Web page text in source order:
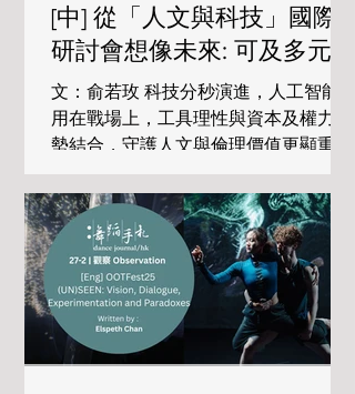
成身心平衡 印度傳統草本養生）等，為
觀眾提供多層次的文化體驗。
頭巡遊 - Baraat Procession。原為印度
婚禮迎親隊伍的 Baraat，在這裡被轉化
為流動的文化巡遊，象徵喜悅、祝福與
承之線」，以絲巾為象徵，串連古典印
度舞 Kathak 與2023年列入 UNESCO
非物質文化遺產的 Gujarat Garba，最
終以寶萊塢舞點燃街頭氣氛。傳統不是
靜止遺產，而是一條被不斷舞動與重新
編織的文化線。舞者穿行
[中] 從「人文與科技」國際
研討會想像未來: 可及多元
文：俞若玫 科技分秒演進，人工智能已
用在戰場上，工具理性與資本及權力強
勢結合，守護人文與倫理價值更顯重
(‘No Limits 2026’) 於大館舉辦國際研討
會，以「人文與科技——引領共融創
新，重塑人類未來」為主題，邀請本地
及國際共九個專業團隊，分享人文科技
創新的實踐案例。這些實作顯示：科技
創新不僅延伸身體機能、提升效率，更
能重塑認知框架，改變設計思維，超越